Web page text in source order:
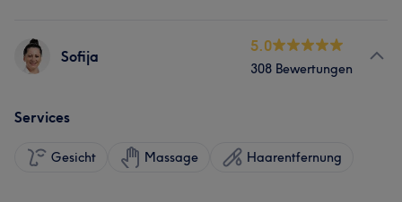
Sofija
5.0
308 Bewertungen
Services
Gesicht Massage Haarentfernung